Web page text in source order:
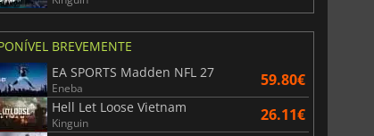
BREVEMENTE
EA SPORTS Madden NFL 27
Eneba 59.80€
Hell Let Loose Vietnam
Kinguin 26.11€